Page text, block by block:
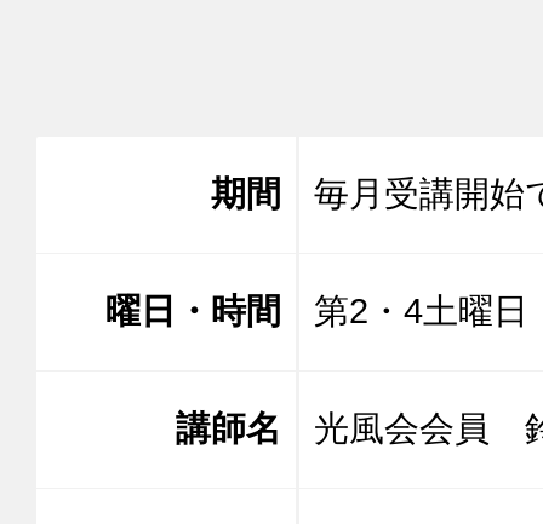
期間 毎月受講開始
曜日・時間 第2・4土曜
講師名 光風会会